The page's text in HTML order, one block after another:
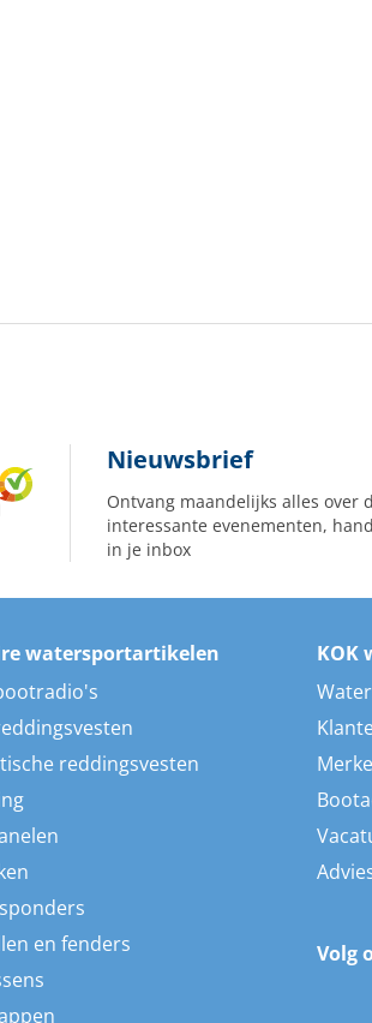
Nieuwsbrief
Ontvang maandelijks alles over
interessante evenementen,
in je inbox
watersportartikelen
reddingsvesten
en fenders
KOK
Volg